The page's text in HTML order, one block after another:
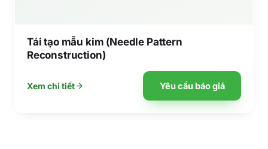
Tái tạo mẫu kim (Needle Pattern
Reconstruction)
Xem chi tiết Yêu cầu báo giá